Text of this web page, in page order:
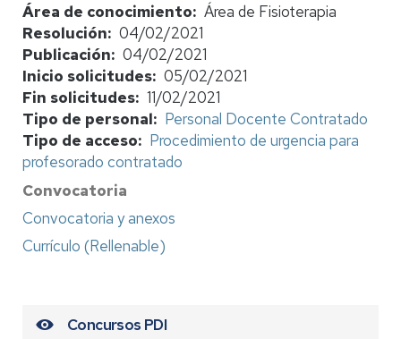
Área de conocimiento
Área de Fisioterapia
Resolución
04/02/2021
Publicación
04/02/2021
Inicio solicitudes 05/02/2021
Fin solicitudes 11/02/2021
Tipo de personal
Personal Docente Contratado
Tipo de acceso
Procedimiento de urgencia para
profesorado contratado
Convocatoria
Convocatoria y anexos
Currículo (Rellenable)
Concursos PDI